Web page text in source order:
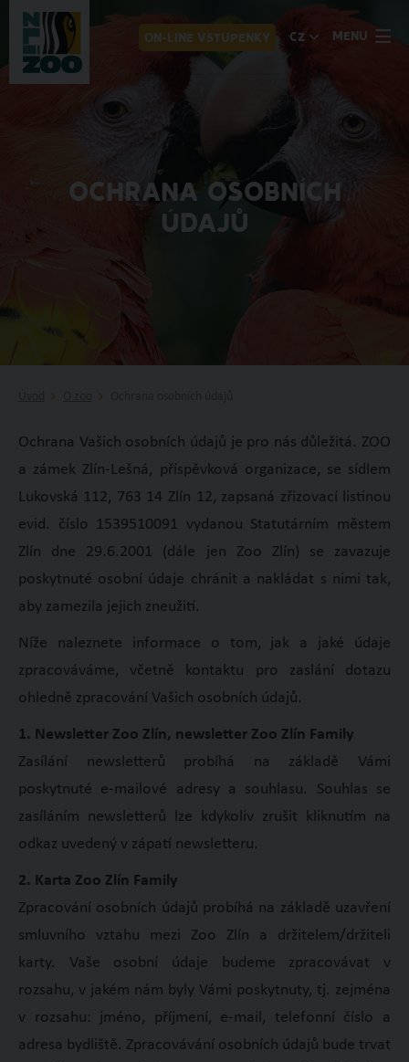
ON-LINE VSTUPENKY CZ MENU
OCHRANA OSOBNÍCH
ÚDAJŮ
Ochrana Vašich osobních údajů je pro nás důležitá. ZOO
a zámek Zlín-Lešná, příspěvková organizace, se sídlem
Lukovská 112, 763 14 Zlín 12, zapsaná zřizovací listinou
evid. číslo 1539510091 vydanou Statutárním městem
Zlín dne 29.6.2001 (dále jen Zoo Zlín) se zavazuje
poskytnuté osobní údaje chránit a nakládat s nimi tak,
aby zamezila jejich zneužití.
Níže naleznete informace o tom, jak a jaké údaje
zpracováváme, včetně kontaktu pro zaslání dotazu
ohledně zpracování Vašich osobních údajů.
1. Newsletter Zoo Zlín, newsletter Zoo Zlín Family
Zasílání newsletterů probíhá na základě Vámi
poskytnuté e-mailové adresy a souhlasu. Souhlas se
zasíláním newsletterů lze kdykoliv zrušit kliknutím na
odkaz uvedený v zápatí newsletteru.
2. Karta Zoo Zlín Family
Zpracování osobních údajů probíhá na základě uzavření
smluvního vztahu mezi Zoo Zlín a držitelem/držiteli
karty. Vaše osobní údaje budeme zpracovávat v
rozsahu, v jakém nám byly Vámi poskytnuty, tj. zejména
v rozsahu: jméno, příjmení, e-mail, telefonní číslo a
adresa bydliště. Zpracovávání osobních údajů bude trvat